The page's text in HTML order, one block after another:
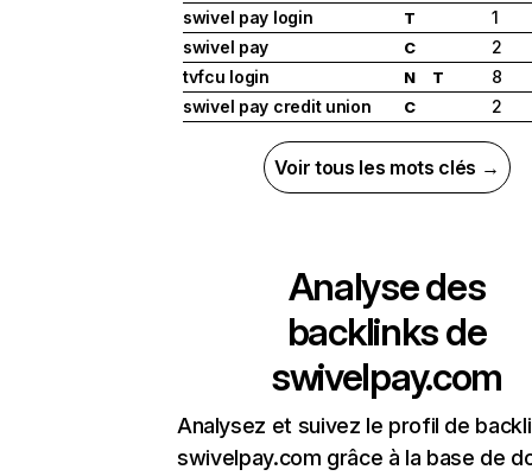
swivel pay login
T
1
swivel pay
C
2
tvfcu login
N T
8
swivel pay credit union
C 2
Voir tous les mots clés →
Analyse des
backlinks de
swivelpay.com
Analysez et suivez le profil de
swivelpay.com grâce à la base de